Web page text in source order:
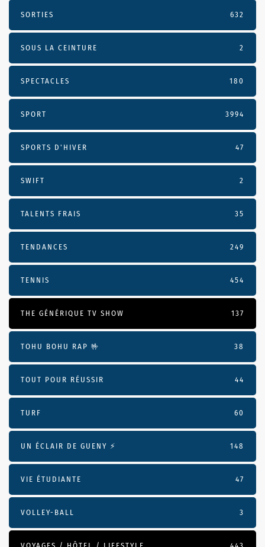
SORTIES 632
SOUS LA CEINTURE 2
SPECTACLES 180
SPORT 3994
SPORTS D'HIVER 47
SWIFT 2
TALENTS FRAIS 35
TENDANCES 249
TENNIS 454
THE GÉNÉRIQUE TV SHOW 137
TOHU BOHU RAP 🤟 38
TOUT POUR RÉUSSIR 44
TURF 60
UN ÉCLAIR DE GUENY ⚡️ 148
VIE ÉTUDIANTE 47
VOLLEY-BALL 3